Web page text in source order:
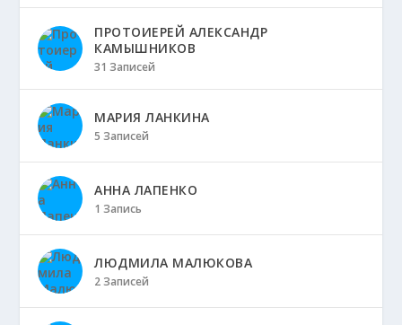
ПРОТОИЕРЕЙ АЛЕКСАНДР
КАМЫШНИКОВ
31 Записей
МАРИЯ ЛАНКИНА
5 Записей
АННА ЛАПЕНКО
1 Запись
ЛЮДМИЛА МАЛЮКОВА
2 Записей